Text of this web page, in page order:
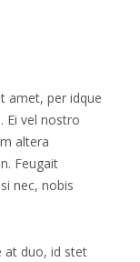
amet, per idque
Ei vel nostro
altera
Feugait
nec, nobis
at duo, id stet